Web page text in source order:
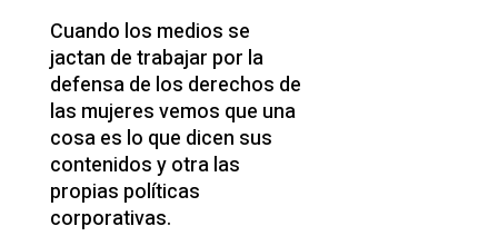
Cuando los medios se
jactan de trabajar por la
defensa de los derechos de
las mujeres vemos que una
cosa es lo que dicen sus
contenidos y otra las
propias políticas
corporativas.